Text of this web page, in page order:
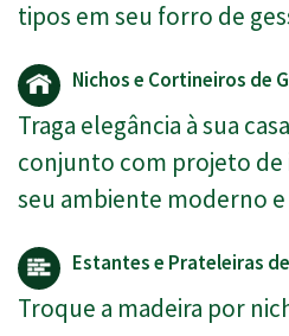
tipos em seu forro de
Nichos e Cortineiros de
Traga elegância à sua
conjunto com projeto de
seu ambiente moderno
Estantes e Prateleiras
Troque a madeira por